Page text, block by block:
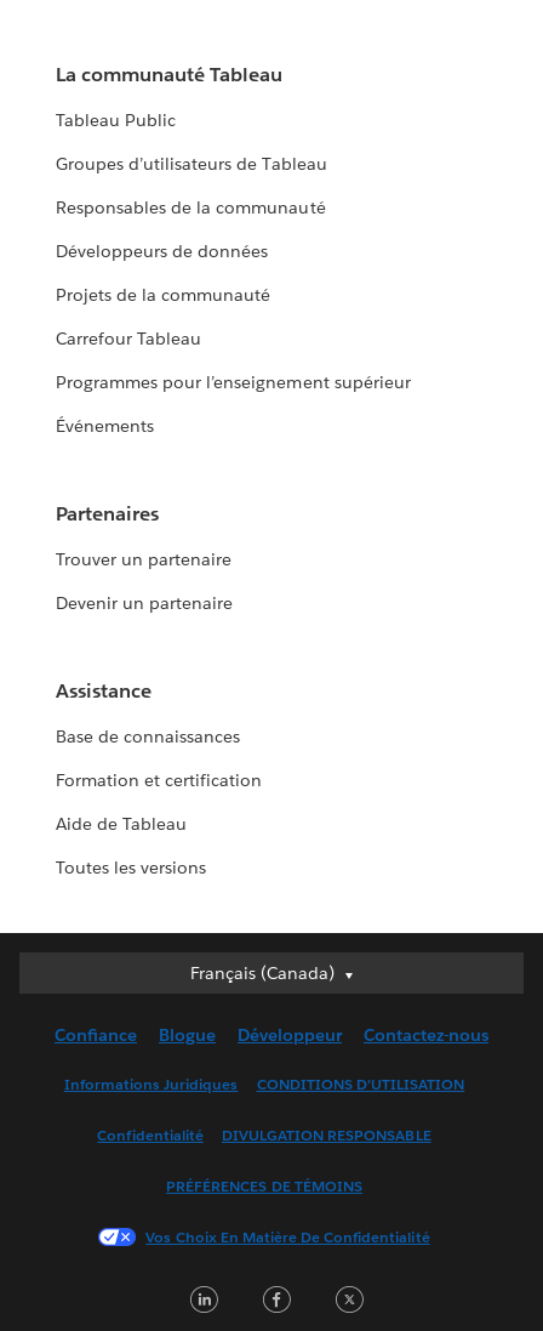
La communauté Tableau
Tableau Public
Groupes d’utilisateurs de Tableau
Responsables de la communauté
Développeurs de données
Projets de la communauté
Carrefour Tableau
Programmes pour l’enseignement supérieur
Événements
Partenaires
Trouver un partenaire
Devenir un partenaire
Assistance
Base de connaissances
Formation et certification
Aide de Tableau
Toutes les versions
Français (Canada)
Français (Canada)
English (UK)
Français (France)
한국어
Português
Confiance Blogue Développeur Contactez-nous
Informations Juridiques CONDITIONS D’UTILISATION
Confidentialité DIVULGATION RESPONSABLE
PRÉFÉRENCES DE TÉMOINS
Vos Choix En Matière De Confidentialité
LinkedInFacebook